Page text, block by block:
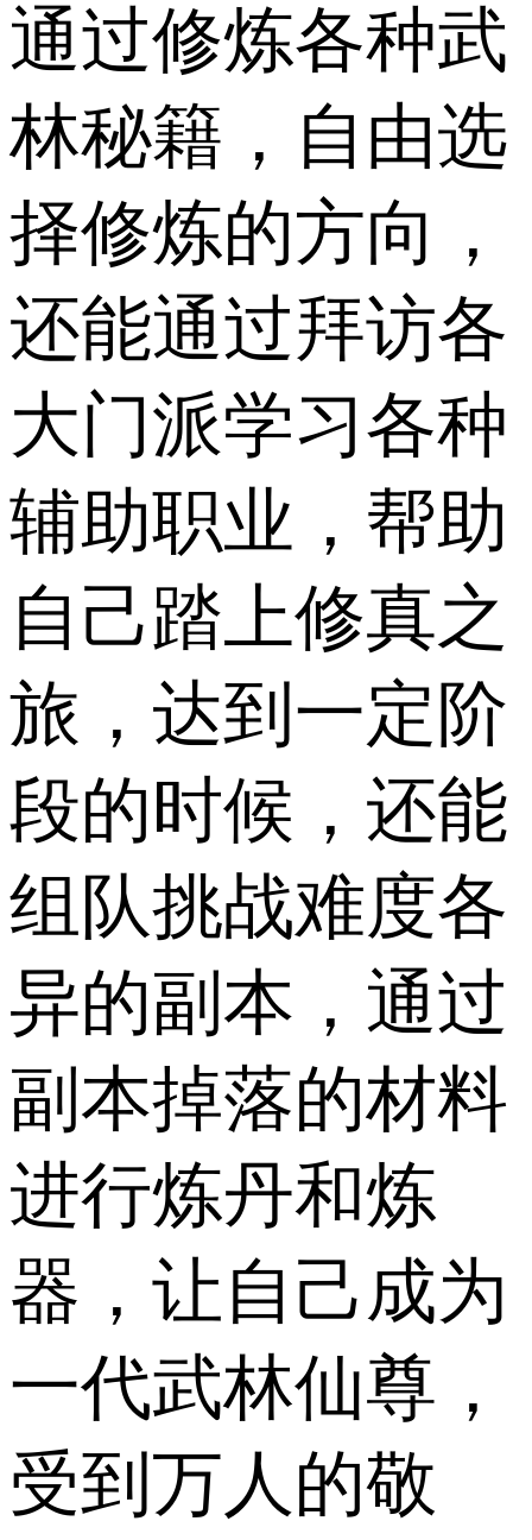
通过修炼各种武
林秘籍，自由选
择修炼的方向，
还能通过拜访各
大门派学习各种
辅助职业，帮助
自己踏上修真之
旅，达到一定阶
段的时候，还能
组队挑战难度各
异的副本，通过
副本掉落的材料
进行炼丹和炼
器，让自己成为
一代武林仙尊，
受到万人的敬